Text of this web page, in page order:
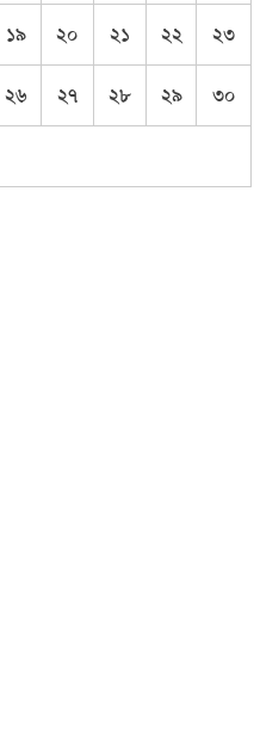
১৯ ২০ ২১ ২২ ২৩
২৬ ২৭ ২৮ ২৯ ৩০